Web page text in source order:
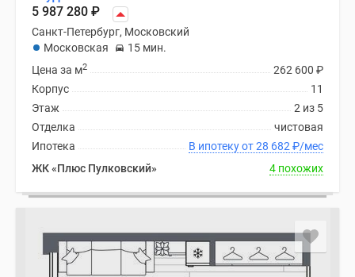
5 987 280 ₽
Санкт-Петербург, Московский
Московская
15 мин.
262 600 ₽
Цена за м2
11
Корпус
2 из 5
Этаж
чистовая
Отделка
В ипотеку от 28 682 ₽/мес
Ипотека
ЖК «Плюс Пулковский»
4 похожих